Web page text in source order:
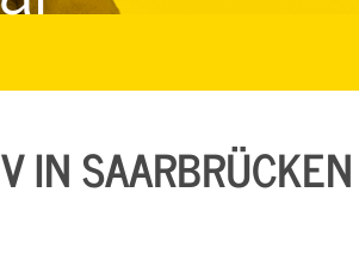
IN SAARBRÜCKEN